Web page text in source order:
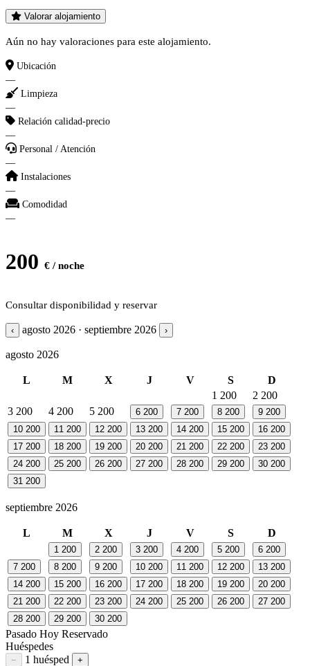
Valorar alojamiento
Aún no hay valoraciones para este alojamiento.
Ubicación
—
Limpieza
—
Relación calidad-precio
—
Personal / Atención
—
Instalaciones
—
Comodidad
—
200 € / noche
Consultar disponibilidad y reservar
‹ agosto 2026 · septiembre 2026 ›
agosto 2026
L M X J V S
D
1 200 2 200
3 200 4 200 5 200 6 200 7 200 8 200 9 200
10 200 11 200 12 200 13 200 14 200 15 200 16 200
17 200 18 200 19 200 20 200 21 200 22 200 23 200
24 200 25 200 26 200 27 200 28 200 29 200 30 200
31 200
septiembre 2026
L M X J V S D
1 200 2 200 3 200 4 200 5 200 6 200
7 200 8 200 9 200 10 200 11 200 12 200 13 200
14 200 15 200 16 200 17 200 18 200 19 200 20 200
21 200 22 200 23 200 24 200 25 200 26 200 27 200
28 200 29 200 30 200
Pasado Hoy Reservado
Huéspedes
Restar huésped
− 1 huésped Sumar huésped
+